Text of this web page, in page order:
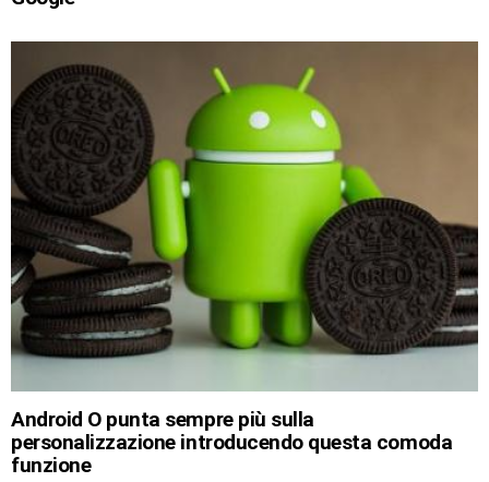
Android O punta sempre più sulla
personalizzazione introducendo questa comoda
funzione